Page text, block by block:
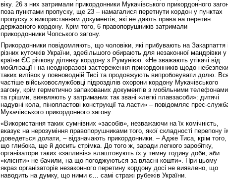
віку. 26 з них затримали прикордонники Мукачівського прикордонного
поза пунктами пропуску, ще 23 – намагалися перетнути кордон у пунктах
пропуску з використанням документів, які не дають права на перетин
державного кордону. Крім того, 6 правопорушників затримали
прикордонники Чопського загону.
Прикордонники повідомляють, що чоловіки, які прибувають на Закарпаття
різних куточків України, здебільшого обирають для незаконної мандрівки у
країни ЄС річкову ділянку кордону з Румунією. «Не зважають утікачі від
мобілізації і на неодноразові застереження прикордонників щодо небезпеки
таких витівок у повноводній Тисі та продовжують випробовувати долю.
частіше військовослужбовці підрозділів охорони кордону Мукачівського
загону, крім герметично запакованих документів з мобільними телефонами
та грішми, виявляють у затриманих так звані «легкі плавзасоби»: дитячі
надувні кола, пінопластові конструкції та ласти» – повідомляє прес-
Мукачівського прикордонного загону.
«Використання таких сумнівних «засобів», незважаючи на їх комічність,
вказує на нерозуміння правопорушниками того, якої складності перепону
доведеться долати, – відзначають прикордонники. – Адже Тиса, крім того,
що глибока, ще й досить стрімка. До того ж, заради легкого заробітку,
організатори таких «запливів» влаштовують їх у темну годину доби, аби
«клієнти» не бачили, на що погоджуються за власні кошти». При цьому
якраз організаторів незаконного перетину кордону досі не виявлено, що
наводить на думку, що ними є… самі стражі рубежів України.